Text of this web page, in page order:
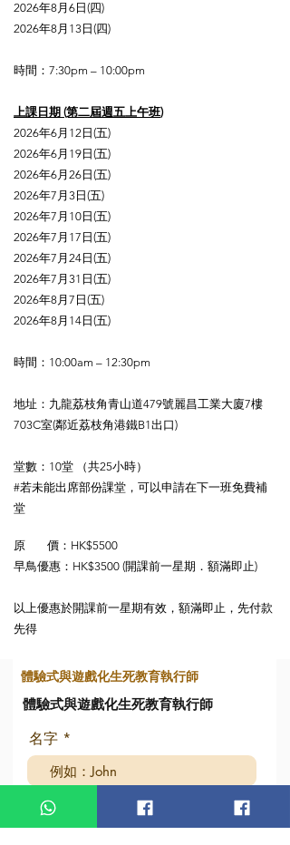
2026年8月6 日(四)
2026年8月13日(四)
時間：7:30pm – 10:00pm
上課日期 (第二屆週五上午班)
2026年6月12日(五)
2026年6月19日(五)
2026年6月26日(五)
2026年7月3日(五)
2026年7月10日(五)
2026年7月17日(五)
2026年7月24日(五)
2026年7月31日(五)
2026年8月7日(五)
2026年8月14日(五)
時間：10:00am – 12:30pm
地址： 九龍荔枝角青山道479號麗昌工業大廈7樓
703C室(鄰近荔枝角港鐵B1出口)
堂數：10堂 （共25小時）
#若未能出席部份課堂，可以申請在下一班免費補
堂
原 價：HK$5500
早鳥優惠：HK$3500 (開課前一星期．額滿即止)
以上優惠於開課前一星期有效，額滿即止，先付款
先得
體驗式與遊戲化生死教育執行師
體驗式與遊戲化生死教育執行師
名字
姓氏